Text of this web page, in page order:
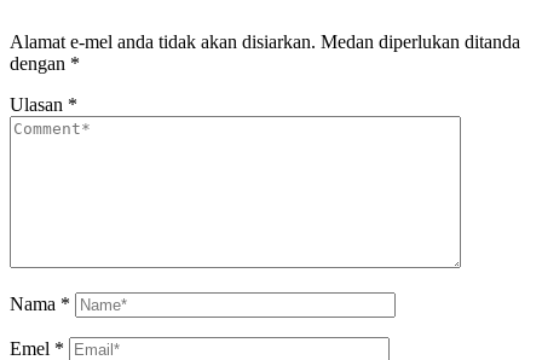
Alamat e-mel anda tidak akan disiarkan. Medan diperlukan ditanda
dengan *
Ulasan *
Nama *
Emel *